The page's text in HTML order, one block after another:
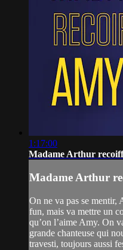
1:17:00
Madame Arthur
Madame Arthur
On ne va pas se mentir,
fun, mais va mettre un
qu’on l’aime Amy. On
grande chanteuse qui
travesti, toujours aussi